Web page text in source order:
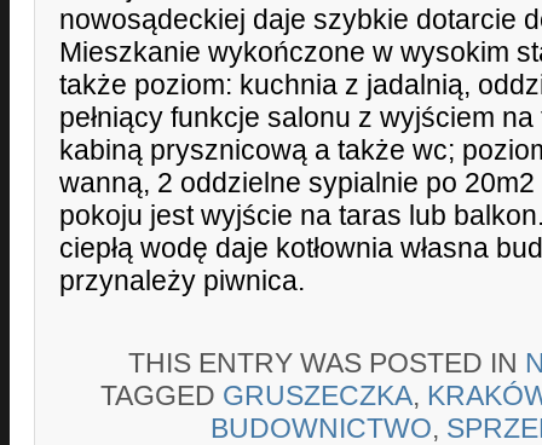
nowosądeckiej daje szybkie dotarcie
Mieszkanie wykończone w wysokim
także poziom: kuchnia z jadalnią,
pełniący funkcje salonu z wyjściem na
kabiną prysznicową a także wc;
wanną, 2 oddzielne sypialnie po
pokoju jest wyjście na taras lub
ciepłą wodę daje kotłownia własna
przynależy piwnica.
THIS ENTRY WAS POSTED IN
TAGGED GRUSZECZKA,
BUDOWNICTWO,